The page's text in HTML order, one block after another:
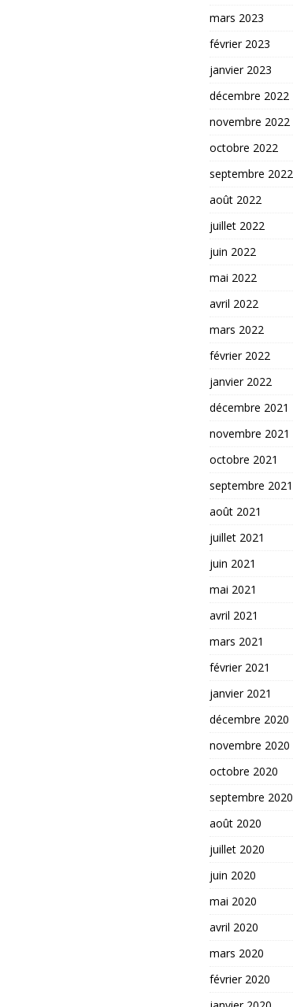
mars 2023
février 2023
janvier 2023
décembre 2022
novembre 2022
octobre 2022
septembre 2022
août 2022
juillet 2022
juin 2022
mai 2022
avril 2022
mars 2022
février 2022
janvier 2022
décembre 2021
novembre 2021
octobre 2021
septembre 2021
août 2021
juillet 2021
juin 2021
mai 2021
avril 2021
mars 2021
février 2021
janvier 2021
décembre 2020
novembre 2020
octobre 2020
septembre 2020
août 2020
juillet 2020
juin 2020
mai 2020
avril 2020
mars 2020
février 2020